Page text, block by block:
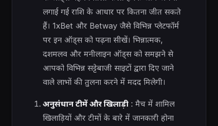
लगाई गई राशि के आधार पर कितना जीत सकते
हैं। 1xBet और Betway जैसे विभिन्न प्लेटफॉर्म
पर इन ऑड्स को पढ़ना सीखें। भिन्नात्मक,
दशमलव और मनीलाइन ऑड्स को समझने से
आपको विभिन्न सट्टेबाजी साइटों द्वारा दिए जाने
वाले लाभों की तुलना करने में मदद मिलेगी।
अनुसंधान टीमें और खिलाड़ी: मैच में शामिल
खिलाड़ियों और टीमों के बारे में जानकारी होना